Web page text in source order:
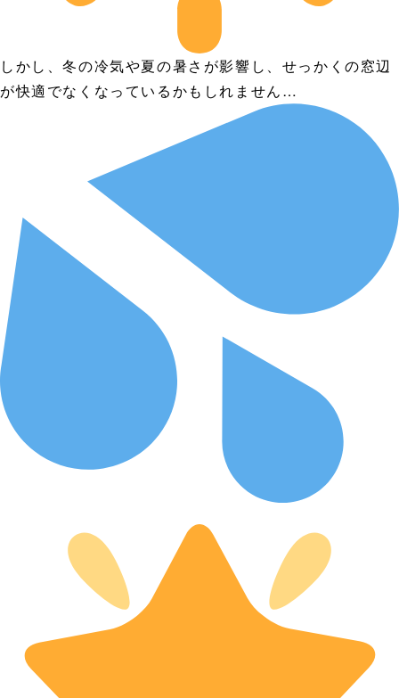
しかし、冬の冷気や夏の暑さが影響し、せっかくの窓辺
が快適でなくなっているかもしれません…